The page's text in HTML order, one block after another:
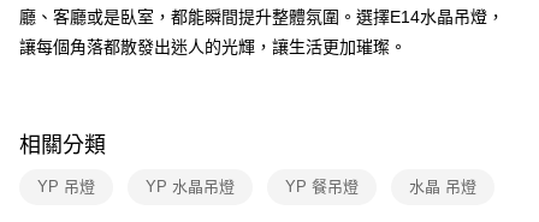
【關於「AFTEE先享後付」】
AFTEE先享後付是「在收到商品之後才付款」的支付方式。 讓您購物簡單
便利好安心！
１．於結帳方式選擇「AFTEE先享後付」後，將跳轉至「AFTEE先享後付」
新竹貨運宅配
廳、客廳或是臥室，都能瞬間提升整體氛圍。選擇E14水晶吊燈，
讓每個角落都散發出迷人的光輝，讓生活更加璀璨。
相關分類
YP 吊燈 YP 水晶吊燈 YP 餐吊燈 水晶 吊燈